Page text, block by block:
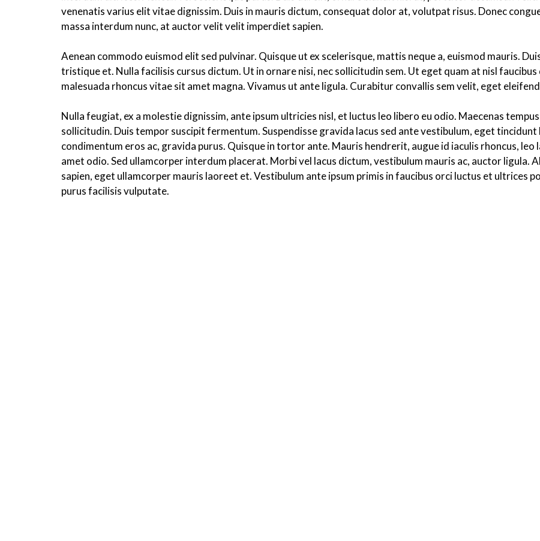
venenatis varius elit vitae dignissim. Duis in mauris dictum, consequat dolor at, volutpat risus. Donec
massa interdum nunc, at auctor velit velit imperdiet sapien.
Aenean commodo euismod elit sed pulvinar. Quisque ut ex scelerisque, mattis neque a, euismod mauris.
tristique et. Nulla facilisis cursus dictum. Ut in ornare nisi, nec sollicitudin sem. Ut eget quam at nisl
malesuada rhoncus vitae sit amet magna. Vivamus ut ante ligula. Curabitur convallis sem velit, eget
Nulla feugiat, ex a molestie dignissim, ante ipsum ultricies nisl, et luctus leo libero eu odio. Maecenas
sollicitudin. Duis tempor suscipit fermentum. Suspendisse gravida lacus sed ante vestibulum, eget
condimentum eros ac, gravida purus. Quisque in tortor ante. Mauris hendrerit, augue id iaculis rhoncus, leo
amet odio. Sed ullamcorper interdum placerat. Morbi vel lacus dictum, vestibulum mauris ac, auctor ligula.
sapien, eget ullamcorper mauris laoreet et. Vestibulum ante ipsum primis in faucibus orci luctus et ultrices
purus facilisis vulputate.